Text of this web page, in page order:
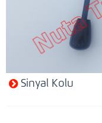
Sinyal Kolu